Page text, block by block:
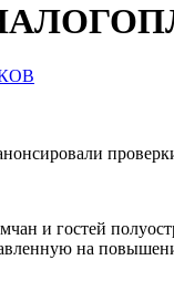
и гостей
на